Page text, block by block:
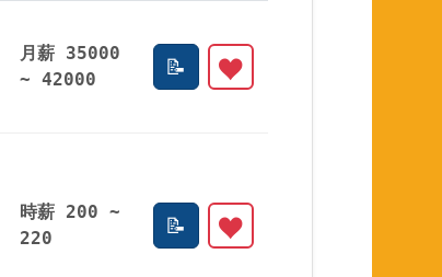
月薪 35000
~ 42000
時薪 200 ~
220